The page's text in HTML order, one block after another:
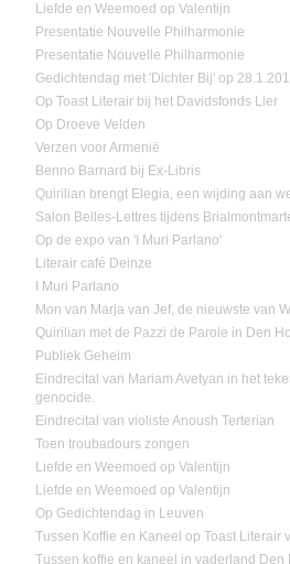
Liefde en Weemoed op Valentijn
Presentatie Nouvelle Philharmonie
Presentatie Nouvelle Philharmonie
Gedichtendag met 'Dichter Bij' op
Op Toast Literair bij het Davidsfonds Lier
Op Droeve Velden
Verzen voor Armenië
Benno Barnard bij Ex-Libris
Quirilian brengt Elegia, een wijding aan
Salon Belles-Lettres tijdens
Op de expo van 'I Muri Parlano'
Literair café Deinze
I Muri Parlano
Mon van Marja van Jef, de nieuwste van
Quirilian met de Pazzi de Parole in Den
Publiek Geheim
Eindrecital van Mariam Avetyan in het
genocide.
Eindrecital van violiste Anoush Terterian
Toen troubadours zongen
Liefde en Weemoed op Valentijn
Liefde en Weemoed op Valentijn
Op Gedichtendag in Leuven
Tussen Koffie en Kaneel op Toast Literair
Tussen koffie en kaneel in vaderland Den